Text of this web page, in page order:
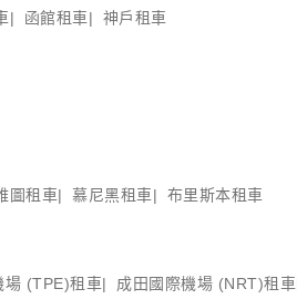
函館租車 神戶租車
圖租車 慕尼黑租車 布里斯本租車
場 (TPE)租車 成田國際機場 (NRT)租車